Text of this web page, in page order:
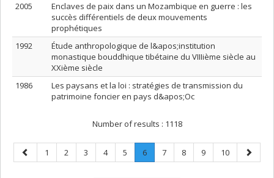
2005
Enclaves de paix dans un Mozambique en guerre : les
succès différentiels de deux mouvements
prophétiques
1992
Étude anthropologique de l&apos;institution
monastique bouddhique tibétaine du VIIIième siècle au
XXième siècle
1986
Les paysans et la loi : stratégies de transmission du
patrimoine foncier en pays d&apos;Oc
Number of results : 1118
Previous
page
Page
1 Page
2 Page
3 Page
4 Page
5 Page
6.
Current
Page
7 Page
8 Page
9 Page
10
Next
page